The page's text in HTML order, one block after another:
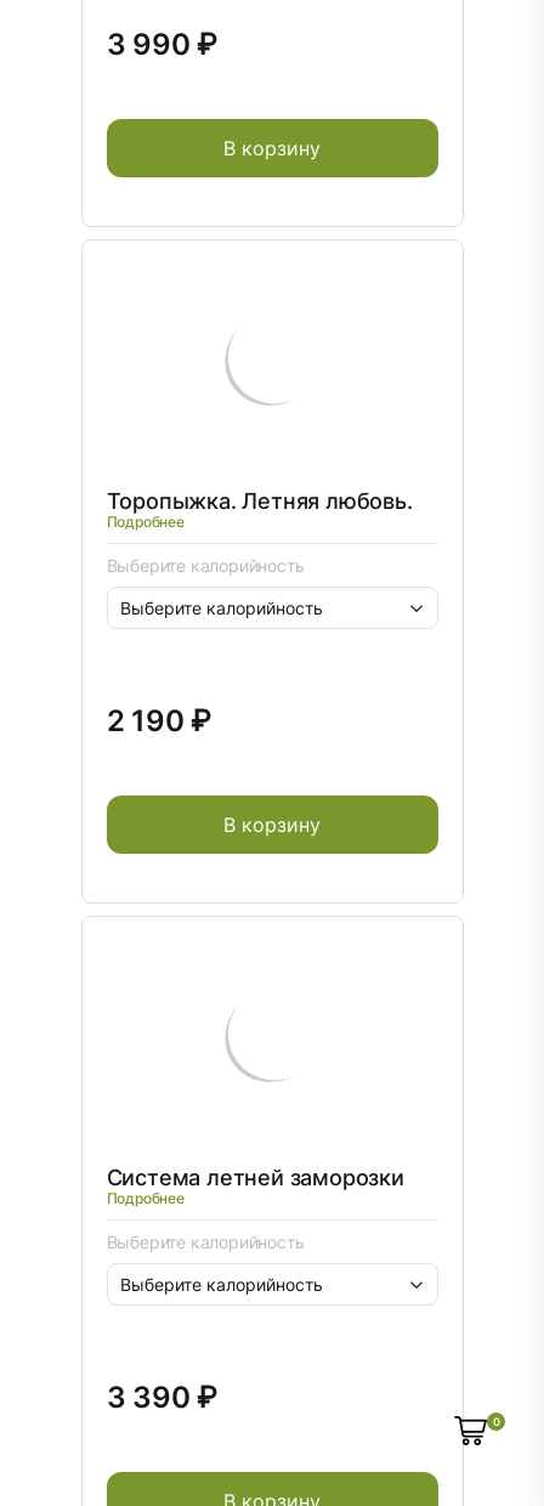
0
3 990 ₽
В корзину
Торопыжка. Летняя любовь.
Подробнее
Выберите калорийность
2 190 ₽
В корзину
Система летней заморозки
Подробнее
Выберите калорийность
3 390 ₽
В корзину